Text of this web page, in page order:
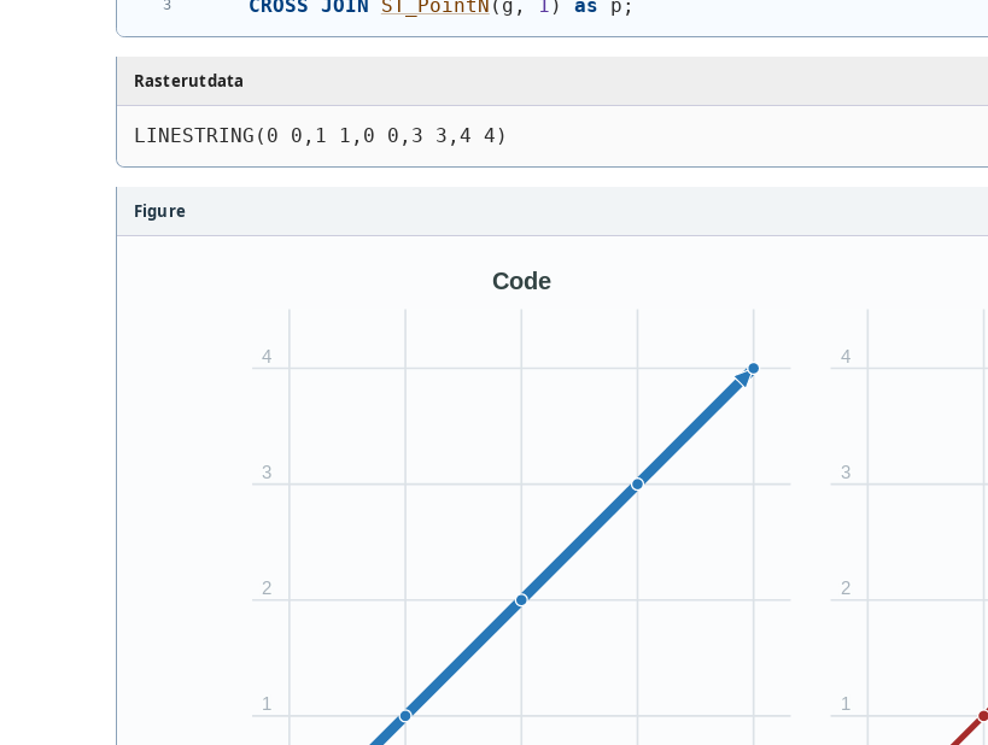
CROSS JOIN ST_PointN ( g, 1 ) as p;
Rasterutdata
LINESTRING(0 0,1 1,0 0,3 3,4 4)
Figure